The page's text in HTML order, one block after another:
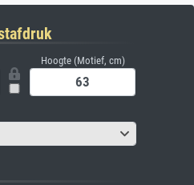
Hoogte (Motief, cm)